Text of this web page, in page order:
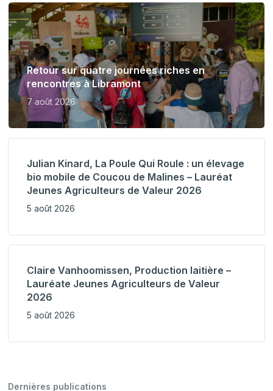
Retour sur quatre journées riches en
rencontres à Libramont
7 août 2026
Julian Kinard, La Poule Qui Roule : un élevage
bio mobile de Coucou de Malines – Lauréat
Jeunes Agriculteurs de Valeur 2026
5 août 2026
Claire Vanhoomissen, Production laitière –
Lauréate Jeunes Agriculteurs de Valeur
2026
5 août 2026
Dernières publications